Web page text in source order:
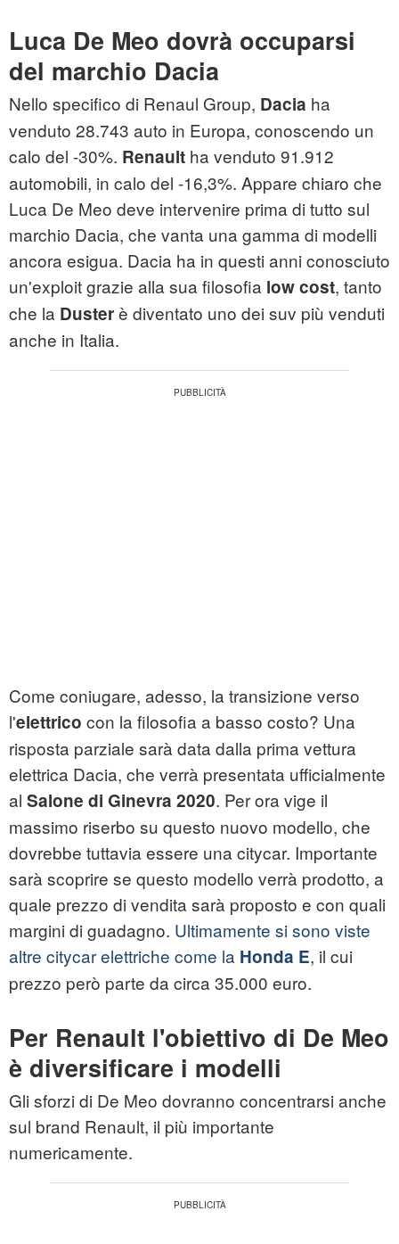
Luca De Meo dovrà occuparsi
del marchio Dacia
Nello specifico di Renaul Group, Dacia ha
venduto 28.743 auto in Europa, conoscendo un
calo del -30%. Renault ha venduto 91.912
automobili, in calo del -16,3%. Appare chiaro che
Luca De Meo deve intervenire prima di tutto sul
marchio Dacia, che vanta una gamma di modelli
ancora esigua. Dacia ha in questi anni conosciuto
un'exploit grazie alla sua filosofia low cost, tanto
che la Dusterè diventato uno dei suv più venduti
anche in Italia.
Come coniugare, adesso, la transizione verso
l'elettrico con la filosofia a basso costo? Una
risposta parziale sarà data dalla prima vettura
elettrica Dacia, che verrà presentata ufficialmente
al Salone di Ginevra 2020. Per ora vige il
massimo riserbo su questo nuovo modello, che
dovrebbe tuttavia essere una citycar. Importante
sarà scoprire se questo modello verrà prodotto, a
quale prezzo di vendita sarà proposto e con quali
margini di guadagno. Ultimamente si sono viste
altre citycar elettriche come la Honda E, il cui
prezzo però parte da circa 35.000 euro.
Per Renault l'obiettivo di De Meo
è diversificare i modelli
Gli sforzi di De Meo dovranno concentrarsi anche
sul brand Renault, il più importante
numericamente.